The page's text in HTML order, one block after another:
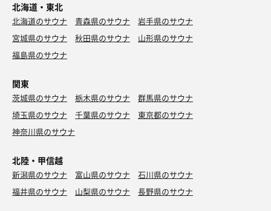
北海道・東北
北海道のサウナ 青森県のサウナ
岩手県のサウナ
宮城県のサウナ
秋田県のサウナ
山形県のサウナ
福島県のサウナ
関東
茨城県のサウナ 栃木県のサウナ
群馬県のサウナ
埼玉県のサウナ
千葉県のサウナ
東京都のサウナ
神奈川県のサウナ
北陸・甲信越
新潟県のサウナ 富山県のサウナ
石川県のサウナ
福井県のサウナ
山梨県のサウナ 長野県のサウナ